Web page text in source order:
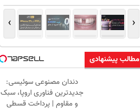
‹
›
مطالب پیشنهادی
دندان مصنوعی سوئیسی:
جدیدترین فناوری اروپا، سبک
و مقاوم | پرداخت قسطی